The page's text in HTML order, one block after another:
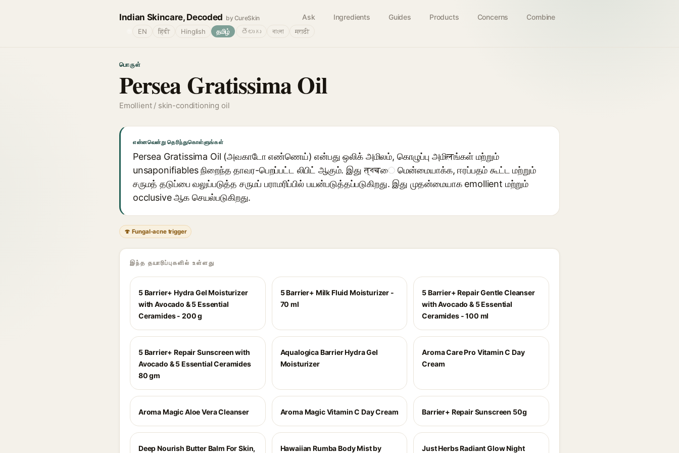
Indian Skincare, Decoded by CureSkin Ask Ingredients Guides Products Concerns Combine
EN हिंदी Hinglish தமிழ் తెలుగు বাংলা मराठी
பொருள்
Persea Gratissima Oil
Emollient / skin-conditioning oil
என்னவென்று தெரிந்துகொள்ளுங்கள்
Persea Gratissima Oil (அவகாடோ எண்ணெய்) என்பது ஒலிக் அமிலம், கொழுப்பு அமிलங்கள் மற்றும்
unsaponifiables நிறைந்த தாவர-பெறப்பட்ட லிபிட் ஆகும். இது त्বचை மென்மையாக்க, ஈரப்பதம் கூட்ட மற்றும்
சருமத் தடுப்பை வலுப்படுத்த சருமப் பராமரிப்பில் பயன்படுத்தப்படுகிறது. இது முதன்மையாக emollient மற்றும்
occlusive ஆக செயல்படுகிறது.
🍄 Fungal-acne trigger
இந்த தயாரிப்புகளில் உள்ளது
5 Barrier+ Hydra Gel Moisturizer
with Avocado & 5 Essential
Ceramides - 200 g
5 Barrier+ Milk Fluid Moisturizer -
70 ml
5 Barrier+ Repair Gentle Cleanser
with Avocado & 5 Essential
Ceramides - 100 ml
5 Barrier+ Repair Sunscreen with
Avocado & 5 Essential Ceramides
80 gm
Aqualogica Barrier Hydra Gel
Moisturizer
Aroma Care Pro Vitamin C Day
Cream
Aroma Magic Aloe Vera Cleanser Aroma Magic Vitamin C Day Cream Barrier+ Repair Sunscreen 50g
Deep Nourish Butter Balm For Skin, Hawaiian Rumba Body Mist by Just Herbs Radiant Glow Night